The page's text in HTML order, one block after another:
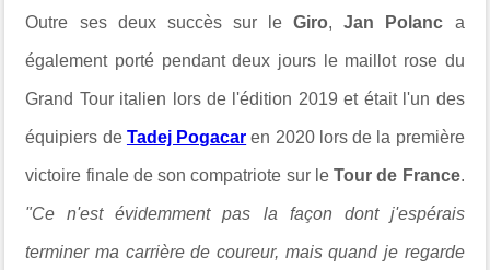
Outre ses deux succès sur leGiro,Jan Polanc a
également porté pendant deux jours le maillot rose du
Grand Tour italien lors de l'édition 2019 et était l'un des
équipiers de Tadej Pogacar en 2020 lors de la première
victoire finale de son compatriote sur leTour de France.
"Ce n'est évidemment pas la façon dont j'espérais
terminer ma carrière de coureur, mais quand je regarde